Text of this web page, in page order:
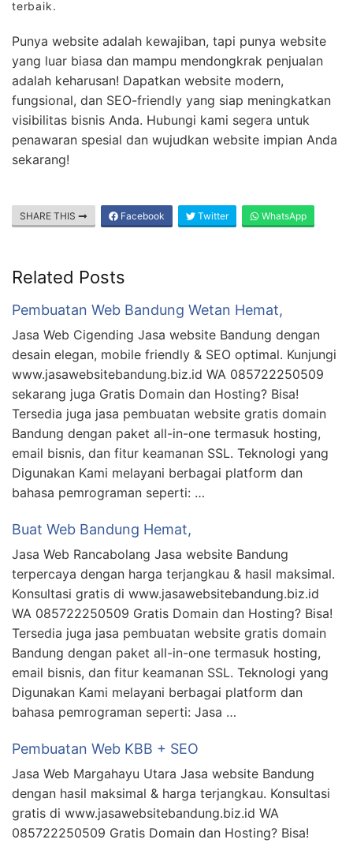
terbaik.
Punya website adalah kewajiban, tapi punya website
yang luar biasa dan mampu mendongkrak penjualan
adalah keharusan! Dapatkan website modern,
fungsional, dan SEO-friendly yang siap meningkatkan
visibilitas bisnis Anda. Hubungi kami segera untuk
penawaran spesial dan wujudkan website impian Anda
sekarang!
SHARE THIS Facebook Twitter WhatsApp
Related Posts
Pembuatan Web Bandung Wetan Hemat,
Jasa Web Cigending Jasa website Bandung dengan
desain elegan, mobile friendly & SEO optimal. Kunjungi
www.jasawebsitebandung.biz.id WA 085722250509
sekarang juga Gratis Domain dan Hosting? Bisa!
Tersedia juga jasa pembuatan website gratis domain
Bandung dengan paket all-in-one termasuk hosting,
email bisnis, dan fitur keamanan SSL. Teknologi yang
Digunakan Kami melayani berbagai platform dan
bahasa pemrograman seperti: …
Buat Web Bandung Hemat,
Jasa Web Rancabolang Jasa website Bandung
terpercaya dengan harga terjangkau & hasil maksimal.
Konsultasi gratis di www.jasawebsitebandung.biz.id
WA 085722250509 Gratis Domain dan Hosting? Bisa!
Tersedia juga jasa pembuatan website gratis domain
Bandung dengan paket all-in-one termasuk hosting,
email bisnis, dan fitur keamanan SSL. Teknologi yang
Digunakan Kami melayani berbagai platform dan
bahasa pemrograman seperti: Jasa …
Pembuatan Web KBB + SEO
Jasa Web Margahayu Utara Jasa website Bandung
dengan hasil maksimal & harga terjangkau. Konsultasi
gratis di www.jasawebsitebandung.biz.id WA
085722250509 Gratis Domain dan Hosting? Bisa!